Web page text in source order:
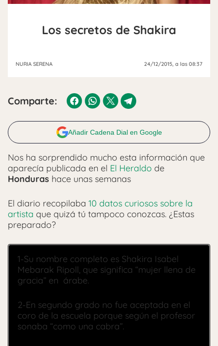
Los secretos de Shakira
NURIA SERENA 24/12/2015 , a las 08:37
Comparte:
Añadir Cadena Dial en Google
Nos ha sorprendido mucho esta información que
aparecía publicada en el El Heraldo de
Honduras hace unas semanas
El diario recopilaba 10 datos curiosos sobre la
artista que quizá tú tampoco conozcas. ¿Estas
preparado?
1-Su nombre completo es Shakira Isabel
Mebarak Ripoll, que significa “mujer llena de
gracia” en árabe.
2-En segundo grado no fue aceptada en el
coro de la escuela porque según el profesor
sonaba “como una cabra”.